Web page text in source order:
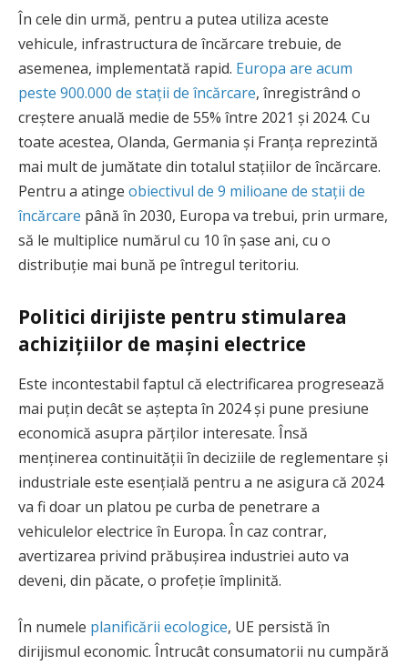
În cele din urmă, pentru a putea utiliza aceste
vehicule, infrastructura de încărcare trebuie, de
asemenea, implementată rapid. Europa are acum
peste 900.000 de stații de încărcare, înregistrând o
creștere anuală medie de 55% între 2021 și 2024. Cu
toate acestea, Olanda, Germania și Franța reprezintă
mai mult de jumătate din totalul stațiilor de încărcare.
Pentru a atinge obiectivul de 9 milioane de stații de
încărcare până în 2030, Europa va trebui, prin urmare,
să le multiplice numărul cu 10 în șase ani, cu o
distribuție mai bună pe întregul teritoriu.
Politici dirijiste pentru stimularea
achizițiilor de mașini electrice
Este incontestabil faptul că electrificarea progresează
mai puțin decât se aștepta în 2024 și pune presiune
economică asupra părților interesate. Însă
menținerea continuității în deciziile de reglementare și
industriale este esențială pentru a ne asigura că 2024
va fi doar un platou pe curba de penetrare a
vehiculelor electrice în Europa. În caz contrar,
avertizarea privind prăbușirea industriei auto va
deveni, din păcate, o profeție împlinită.
În numele planificării ecologice, UE persistă în
dirijismul economic. Întrucât consumatorii nu cumpără